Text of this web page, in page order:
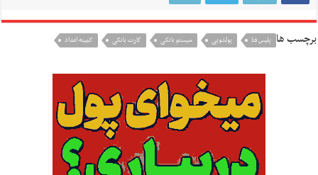
برچسب ها پلیس فتا پولشویی سیستم بانکی کارت بانکی کمیته امداد